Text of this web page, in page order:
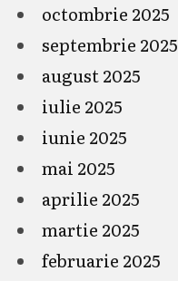
octombrie 2025
septembrie 2025
august 2025
iulie 2025
iunie 2025
mai 2025
aprilie 2025
martie 2025
februarie 2025